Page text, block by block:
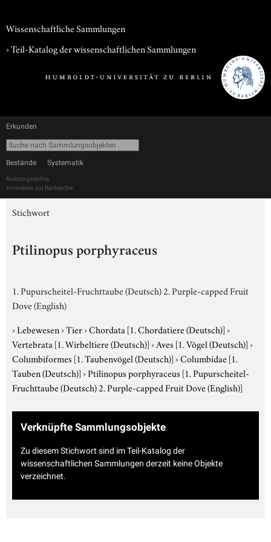
Wissenschaftliche Sammlungen
› Teil-Katalog der wissenschaftlichen Sammlungen
Erkunden
Bestände Systematik
Nutzungsrechte
Anmelden zur Recherche
Stichwort
Ptilinopus porphyraceus
1. Pupurscheitel-Fruchttaube (Deutsch) 2. Purple-capped Fruit
Dove (English)
›Lebewesen›Tier›Chordata [1. Chordatiere (Deutsch)]›
Vertebrata [1. Wirbeltiere (Deutsch)]›Aves [1. Vögel (Deutsch)]›
Columbiformes [1. Taubenvögel (Deutsch)]›Columbidae [1.
Tauben (Deutsch)]›Ptilinopus porphyraceus [1. Pupurscheitel-
Fruchttaube (Deutsch) 2. Purple-capped Fruit Dove (English)]
Verknüpfte Sammlungsobjekte
Zu diesem Stichwort sind im Teil-Katalog der
wissenschaftlichen Sammlungen derzeit keine Objekte
verzeichnet.